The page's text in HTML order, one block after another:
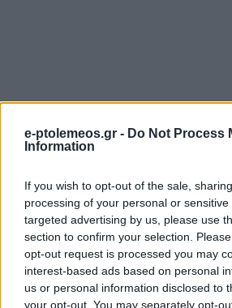
e-ptolemeos.gr - Do Not Process
Information
If you wish to opt-out of the sale,
processing of your personal or
targeted advertising by us, please use
section to confirm your selection.
opt-out request is processed you may
interest-based ads based on personal
us or personal information disclosed to
your opt-out. You may separately opt-